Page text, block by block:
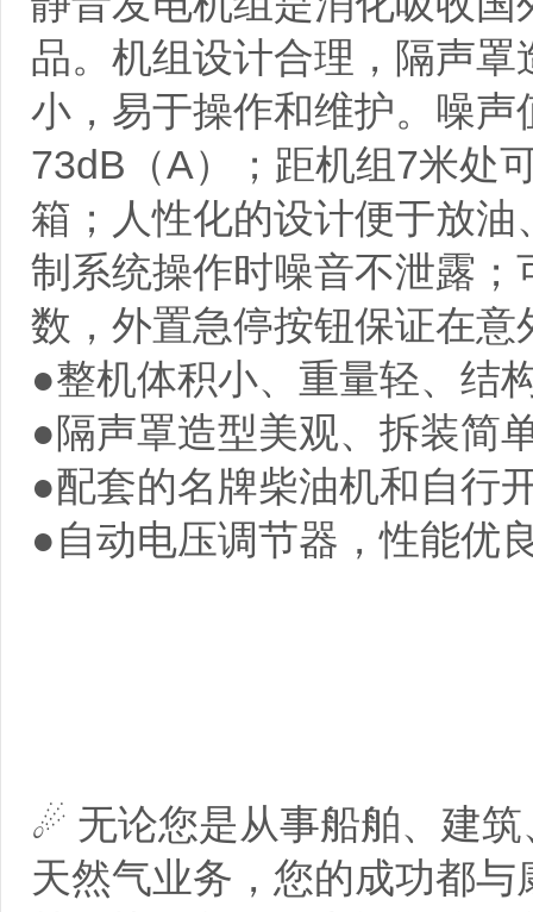
品。机组设计合理，隔声
小，易于操作和维护。噪
73dB（A）；距机组7米处
箱；人性化的设计便于放
制系统操作时噪音不泄露
数，外置急停按钮保证在
●整机体积小、重量轻、结
●隔声罩造型美观、拆装简
●配套的名牌柴油机和自行
●自动电压调节器，性能优
☄ 无论您是从事船舶、建
天然气业务，您的成功都